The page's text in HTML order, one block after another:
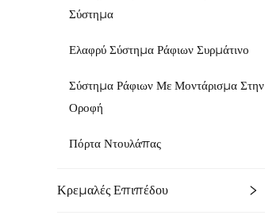
Σύστημα
Ελαφρύ Σύστημα Ράφιων Συρμάτινο
Σύστημα Ράφιων Με Μοντάρισμα Στην
Οροφή
Πόρτα Ντουλάπας
Κρεμαλές Επιπέδου